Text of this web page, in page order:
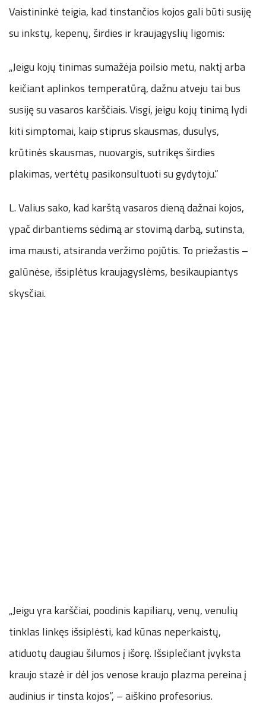
Vaistininkė teigia, kad tinstančios kojos gali būti susiję
su inkstų, kepenų, širdies ir kraujagyslių ligomis:
„Jeigu kojų tinimas sumažėja poilsio metu, naktį arba
keičiant aplinkos temperatūrą, dažnu atveju tai bus
susiję su vasaros karščiais. Visgi, jeigu kojų tinimą lydi
kiti simptomai, kaip stiprus skausmas, dusulys,
krūtinės skausmas, nuovargis, sutrikęs širdies
plakimas, vertėtų pasikonsultuoti su gydytoju.“
L. Valius sako, kad karštą vasaros dieną dažnai kojos,
ypač dirbantiems sėdimą ar stovimą darbą, sutinsta,
ima mausti, atsiranda veržimo pojūtis. To priežastis –
galūnėse, išsiplėtus kraujagyslėms, besikaupiantys
skysčiai.
„Jeigu yra karščiai, poodinis kapiliarų, venų, venulių
tinklas linkęs išsiplėsti, kad kūnas neperkaistų,
atiduotų daugiau šilumos į išorę. Išsiplečiant įvyksta
kraujo stazė ir dėl jos venose kraujo plazma pereina į
audinius ir tinsta kojos“, – aiškino profesorius.